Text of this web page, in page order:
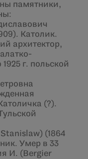
памятники,
Католик.
архитектор,
г. польской
(?).
(1864
Умер в 33
И. (Bergier